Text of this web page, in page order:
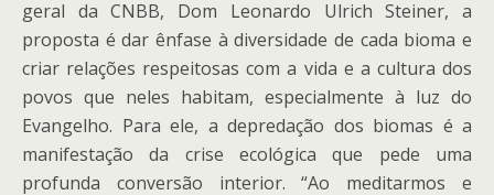
geral da CNBB, Dom Leonardo Ulrich Steiner, a
proposta é dar ênfase à diversidade de cada bioma e
criar relações respeitosas com a vida e a cultura dos
povos que neles habitam, especialmente à luz do
Evangelho. Para ele, a depredação dos biomas é a
manifestação da crise ecológica que pede uma
profunda conversão interior. “Ao meditarmos e